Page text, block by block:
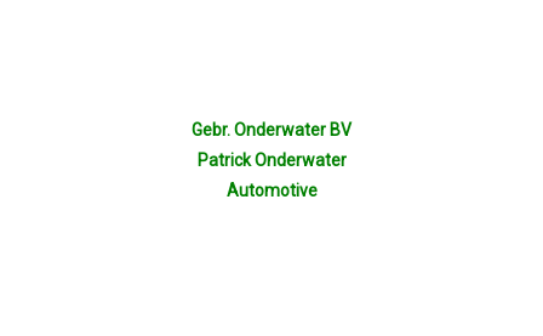
IJshal De Vliet Nodigt Ons Uit!
Verkiezingsdebat!
Gebr. Onderwater BV
Patrick Onderwater
Automotive